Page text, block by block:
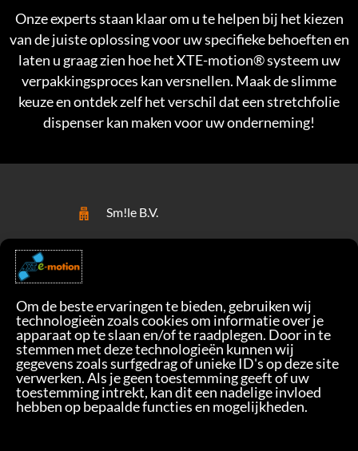
Om de beste ervaringen te bieden, gebruiken wij
technologieën zoals cookies om informatie over je
apparaat op te slaan en/of te raadplegen. Door in te
stemmen met deze technologieën kunnen wij
gegevens zoals surfgedrag of unieke ID's op deze site
verwerken. Als je geen toestemming geeft of uw
toestemming intrekt, kan dit een nadelige invloed
hebben op bepaalde functies en mogelijkheden.
Onze experts staan klaar om u te helpen bij het kiezen
van de juiste oplossing voor uw specifieke behoeften en
laten u graag zien hoe het XTE-motion® systeem uw
verpakkingsproces kan versnellen. Maak de slimme
keuze en ontdek zelf het verschil dat een stretchfolie
dispenser kan maken voor uw onderneming!
Sm!le B.V.
smile@xtemotion.com
Privacy